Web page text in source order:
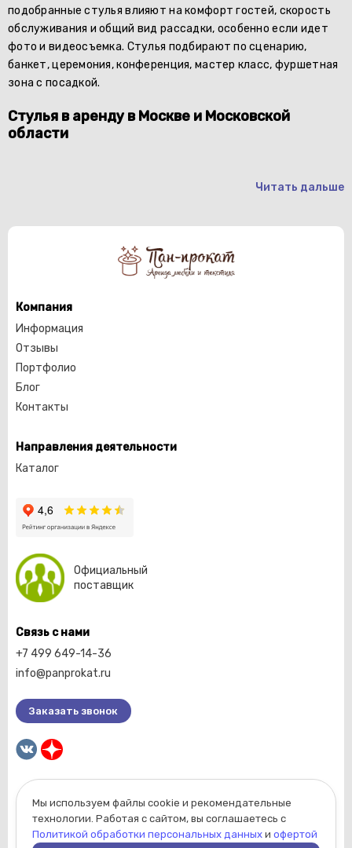
подобранные стулья влияют на комфорт гостей, скорость
обслуживания и общий вид рассадки, особенно если идет
фото и видеосъемка. Стулья подбирают по сценарию,
банкет, церемония, конференция, мастер класс, фуршетная
зона с посадкой.
Стулья в аренду в Москве и Московской
области
Читать дальше
2026 © Компания «Пан прокат».
Вся информация, размещенная на сайте, носит
Компания
Информация
Отзывы
Портфолио
Блог
Контакты
Направления деятельности
Каталог
Официальный
поставщик
Связь с нами
+7 499 649-14-36
info@panprokat.ru
Заказать звонок
Мы используем файлы cookie и рекомендательные
технологии. Работая с сайтом, вы соглашаетесь с
Политикой обработки персональных данных и офертой